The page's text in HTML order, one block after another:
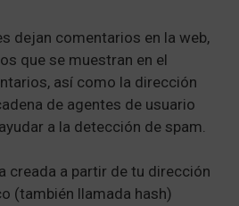
dejan comentarios en la web,
que se muestran en el
así como la dirección
de agentes de usuario
a la detección de spam.
creada a partir de tu dirección
(también llamada hash)